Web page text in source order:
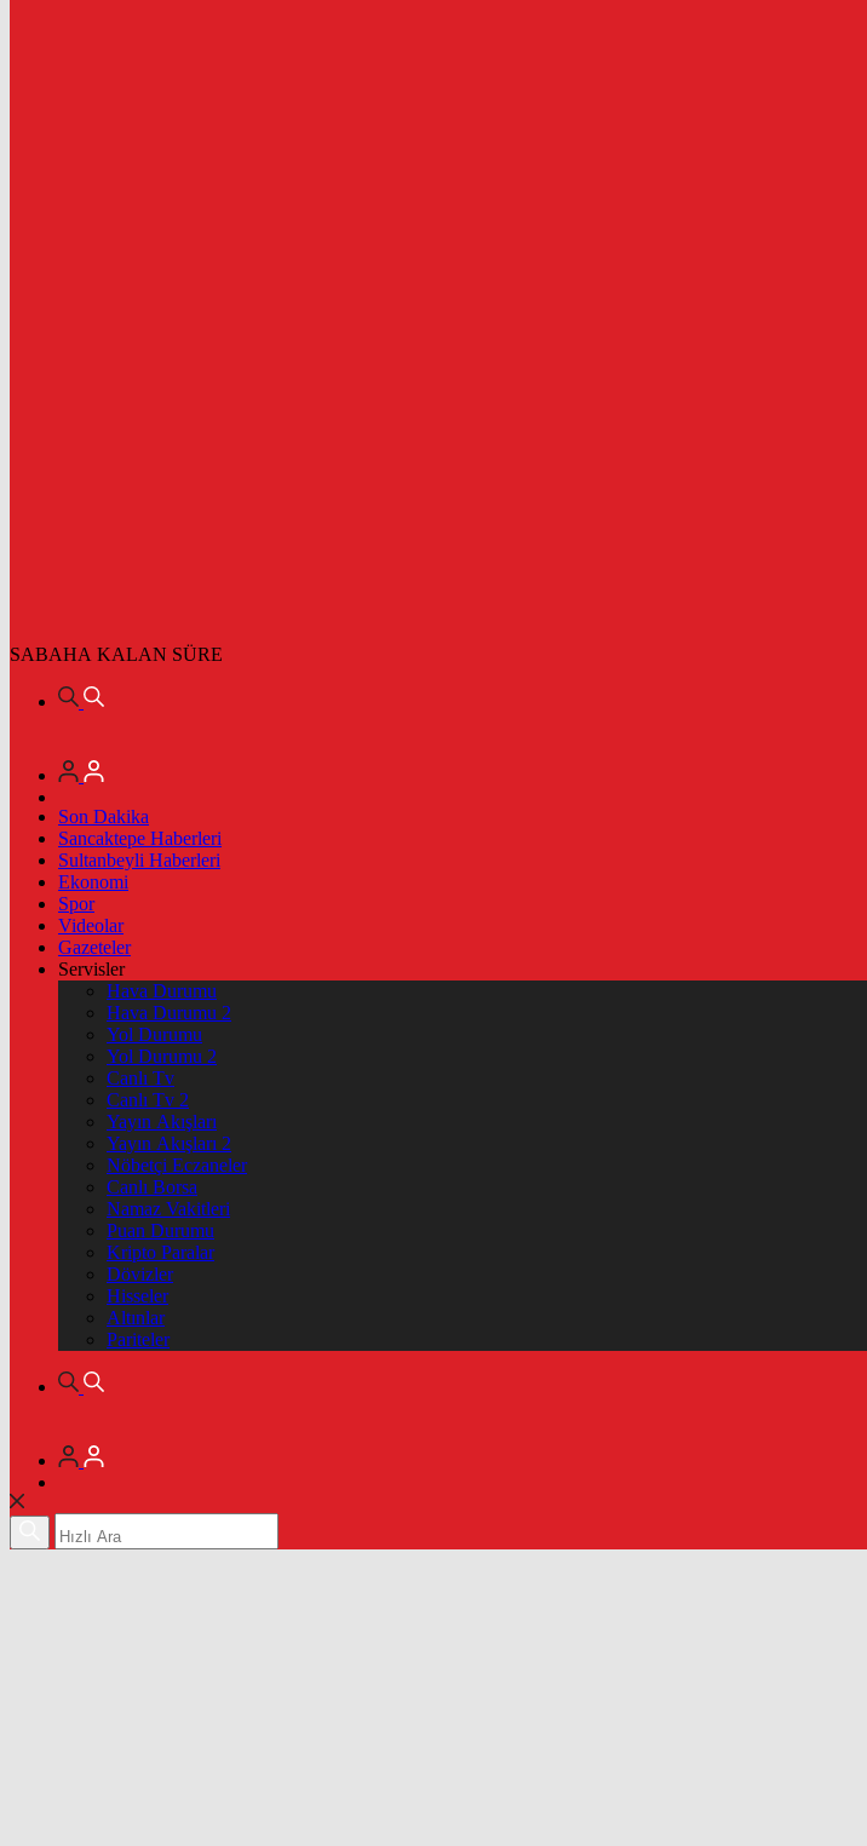
SABAHA KALAN SÜRE
Son Dakika
Sancaktepe Haberleri
Sultanbeyli Haberleri
Ekonomi
Spor
Videolar
Gazeteler
Servisler
Hava Durumu
Hava Durumu 2
Yol Durumu
Yol Durumu 2
Canlı Tv
Canlı Tv 2
Yayın Akışları
Yayın Akışları 2
Nöbetçi Eczaneler
Canlı Borsa
Namaz Vakitleri
Puan Durumu
Kripto Paralar
Dövizler
Hisseler
Altınlar
Pariteler